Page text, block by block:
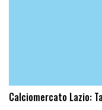
Calciomercato Lazio: